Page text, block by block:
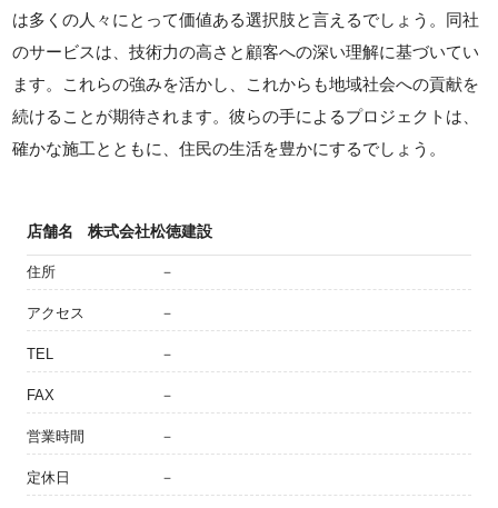
は多くの人々にとって価値ある選択肢と言えるでしょう。同社
のサービスは、技術力の高さと顧客への深い理解に基づいてい
ます。これらの強みを活かし、これからも地域社会への貢献を
続けることが期待されます。彼らの手によるプロジェクトは、
確かな施工とともに、住民の生活を豊かにするでしょう。
店舗名 株式会社松徳建設
住所 －
アクセス －
TEL －
FAX －
営業時間 －
定休日 －